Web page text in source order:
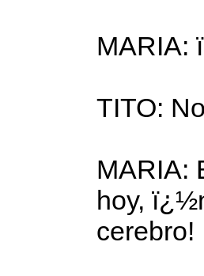
MARIA:
TITO:
MARIA:
hoy,
cerebro!